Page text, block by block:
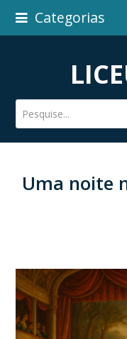
Categorias
Pesquise...
Uma noite